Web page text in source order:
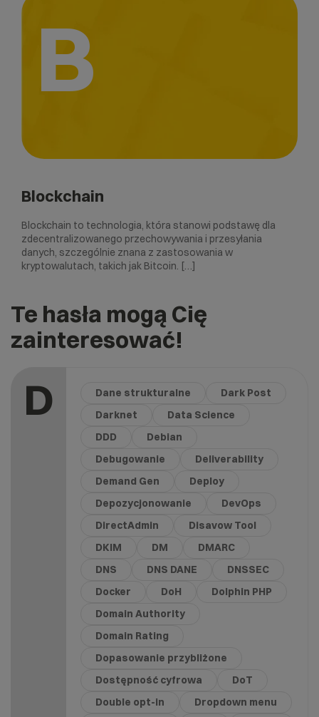
B
Blockchain
Blockchain to technologia, która stanowi podstawę dla
zdecentralizowanego przechowywania i przesyłania
danych, szczególnie znana z zastosowania w
kryptowalutach, takich jak Bitcoin. […]
Te hasła mogą Cię
zainteresować!
D Dane strukturalne
Dark Post
Darknet
Data Science
DDD
Debian
Debugowanie
Deliverability
Demand Gen
Deploy
Depozycjonowanie
DevOps
DirectAdmin
Disavow Tool
DKIM
DM
DMARC
DNS
DNS DANE
DNSSEC
Docker
DoH
Dolphin PHP
Domain Authority
Domain Rating
Dopasowanie przybliżone
Dostępność cyfrowa
DoT
Double opt-in
Dropdown menu